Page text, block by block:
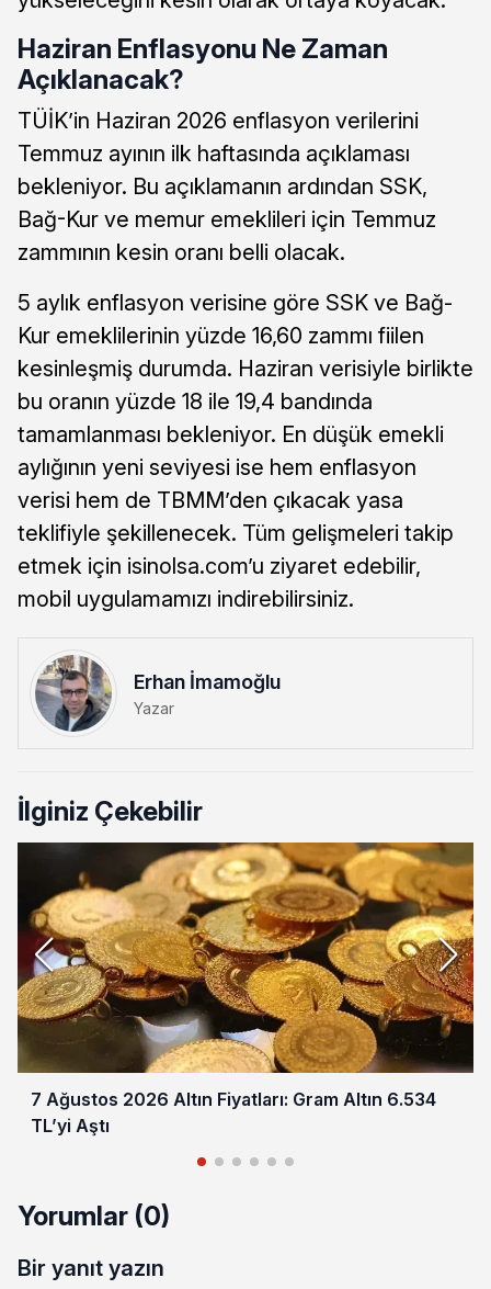
Haziran Enflasyonu Ne Zaman
Açıklanacak?
TÜİK’in Haziran 2026 enflasyon verilerini
Temmuz ayının ilk haftasında açıklaması
bekleniyor. Bu açıklamanın ardından SSK,
Bağ-Kur ve memur emeklileri için Temmuz
zammının kesin oranı belli olacak.
5 aylık enflasyon verisine göre SSK ve Bağ-
Kur emeklilerinin yüzde 16,60 zammı fiilen
kesinleşmiş durumda. Haziran verisiyle birlikte
bu oranın yüzde 18 ile 19,4 bandında
tamamlanması bekleniyor. En düşük emekli
aylığının yeni seviyesi ise hem enflasyon
verisi hem de TBMM’den çıkacak yasa
teklifiyle şekillenecek. Tüm gelişmeleri takip
etmek için isinolsa.com’u ziyaret edebilir,
mobil uygulamamızı indirebilirsiniz.
Erhan İmamoğlu
Yazar
İlginiz Çekebilir
7 Ağustos 2026 Altın Fiyatları: Gram Altın 6.534
TL’yi Aştı
Yorumlar (0)
Bir yanıt yazın